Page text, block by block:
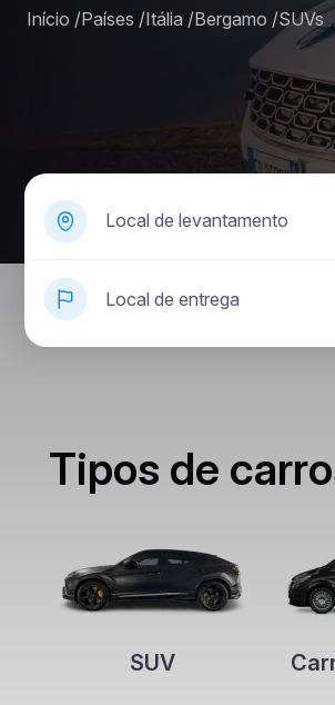
Início /Países /Itália /Bergamo /SUVs
Local de levantamento
Local de entrega
Tipos de
SUV